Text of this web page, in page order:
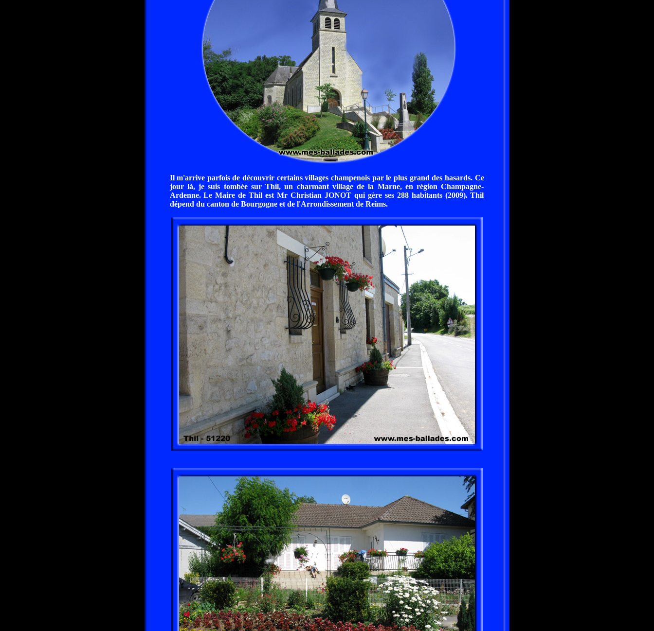
Il m'arrive parfois de découvrir certains villages champenois par le plus grand des hasards. Ce
jour là, je suis tombée sur Thil, un charmant village de la Marne, en région Champagne-
Ardenne. Le Maire de Thil est Mr Christian JONOT qui gère ses 288 habitants (2009). Thil
dépend du canton de Bourgogne et de l'Arrondissement de Reims.